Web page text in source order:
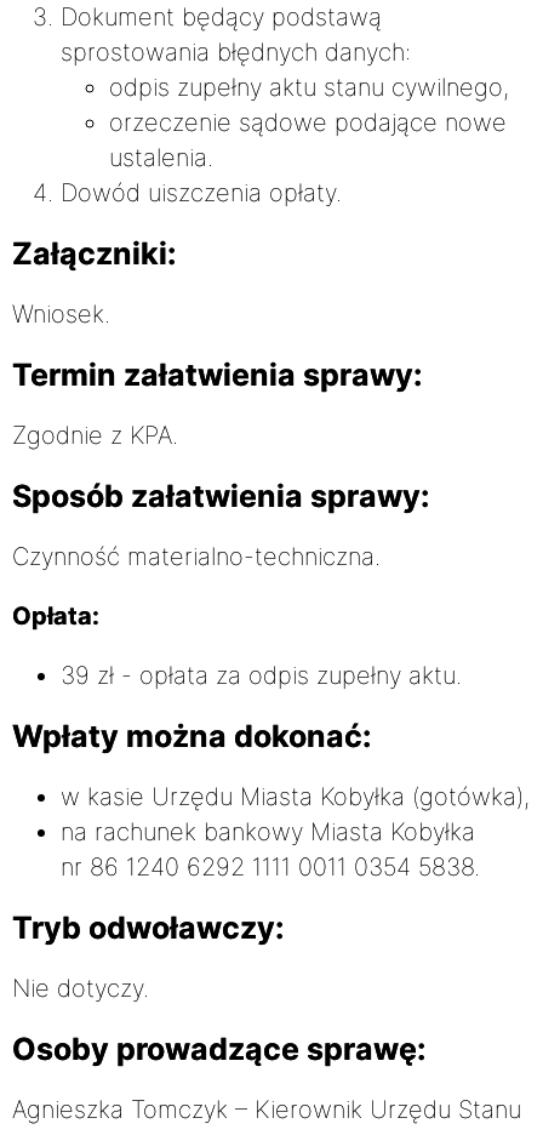
Dokument będący podstawą
sprostowania błędnych danych:
odpis zupełny aktu stanu cywilnego,
orzeczenie sądowe podające nowe
ustalenia.
Dowód uiszczenia opłaty.
Załączniki:
Wniosek.
Termin załatwienia sprawy:
Zgodnie z KPA.
Sposób załatwienia sprawy:
Czynność materialno-techniczna.
Opłata:
39 zł - opłata za odpis zupełny aktu.
Wpłaty można dokonać:
w kasie Urzędu Miasta Kobyłka (gotówka),
na rachunek bankowy Miasta Kobyłka
nr 86 1240 6292 1111 0011 0354 5838.
Tryb odwoławczy:
Nie dotyczy.
Osoby prowadzące sprawę:
Agnieszka Tomczyk – Kierownik Urzędu Stanu